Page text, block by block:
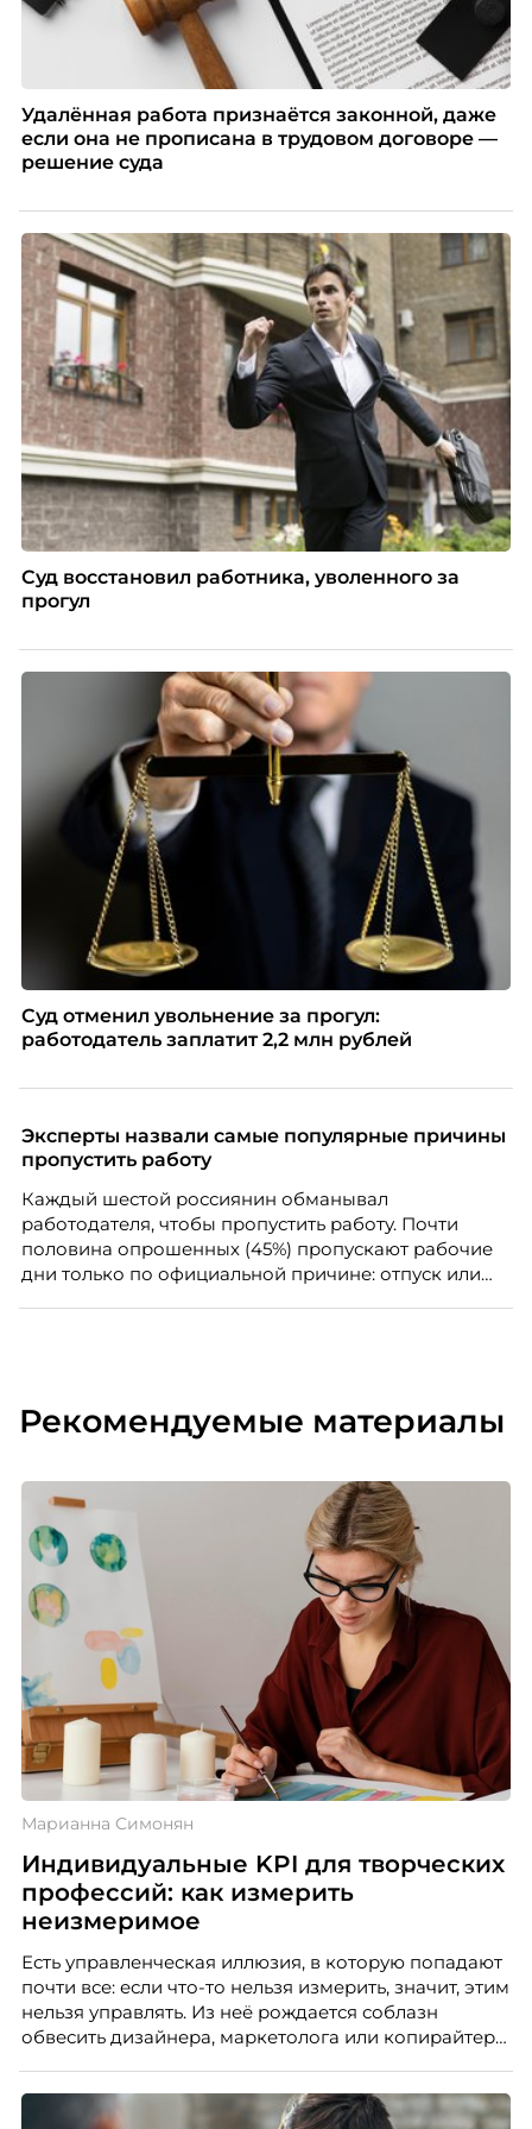
Удалённая работа признаётся законной, даже
если она не прописана в трудовом договоре —
решение суда
Суд восстановил работника, уволенного за
прогул
Суд отменил увольнение за прогул:
работодатель заплатит 2,2 млн рублей
Эксперты назвали самые популярные причины
пропустить работу
Каждый шестой россиянин обманывал
работодателя, чтобы пропустить работу. Почти
половина опрошенных (45%) пропускают рабочие
дни только по официальной причине: отпуск или
Рекомендуемые материалы
Марианна Симонян
Индивидуальные KPI для творческих
профессий: как измерить
неизмеримое
Есть управленческая иллюзия, в которую попадают
почти все: если что-то нельзя измерить, значит, этим
нельзя управлять. Из неё рождается соблазн
обвесить дизайнера, маркетолога или копирайтера
Проблема в том, что так мы измеряем не ценность,